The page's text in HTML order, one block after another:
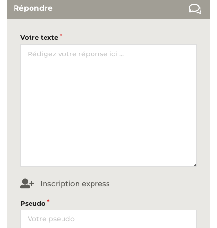
Répondre
Votre texte
Inscription express
Pseudo